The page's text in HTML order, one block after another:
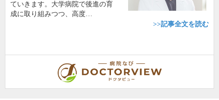
ていきます。大学病院で後進の育
成に取り組みつつ、高度…
>>記事全文を読む